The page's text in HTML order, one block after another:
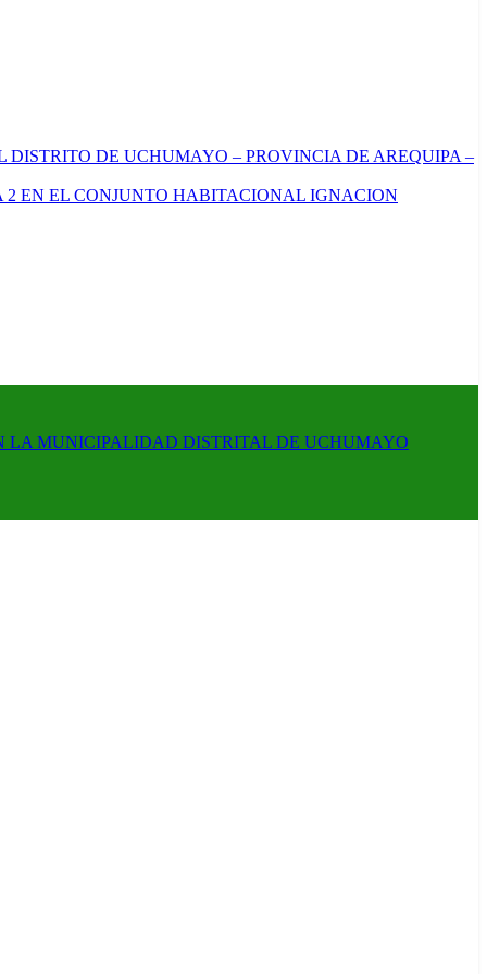
DISTRITO DE UCHUMAYO – PROVINCIA DE AREQUIPA –
EN EL CONJUNTO HABITACIONAL IGNACION
LA MUNICIPALIDAD DISTRITAL DE UCHUMAYO